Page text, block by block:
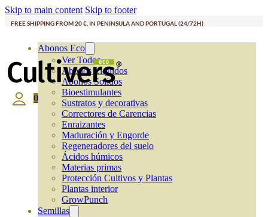
Skip to main content Skip to footer
FREE SHIPPING FROM 20 €, IN PENINSULA AND PORTUGAL (24/72H)
Abonos Eco
Ver Todos
Abonos Líquidos
Abonos Solidos
Bioestimulantes
Sustratos y decorativas
Correctores de Carencias
Enraizantes
Maduración y Engorde
Regeneradores del suelo
Ácidos húmicos
Materias primas
Protección Cultivos y Plantas
Plantas interior
GrowPunch
Semillas
0